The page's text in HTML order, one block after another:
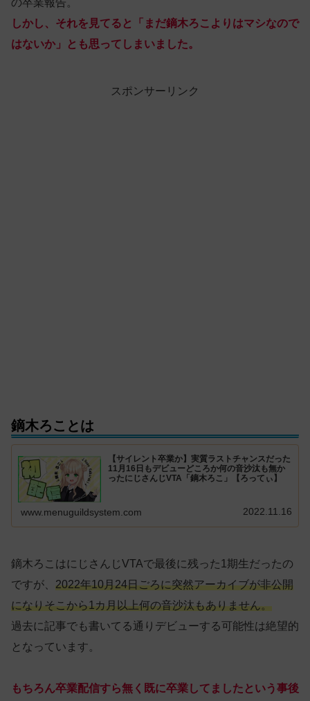
の卒業報告。
しかし、それを見てると「まだ鏑木ろこよりはマシなので
はないか」とも思ってしまいました。
スポンサーリンク
鏑木ろことは
【サイレント卒業か】実質ラストチャンスだった
11月16日もデビューどころか何の音沙汰も無か
ったにじさんじVTA「鏑木ろこ」【ろってぃ】
www.menuguildsystem.com 2022.11.16
鏑木ろこはにじさんじVTAで最後に残った1期生だったの
ですが、 2022年10月24日ごろに突然アーカイブが非公開
になりそこから1カ月以上何の音沙汰もありません。
過去に記事でも書いてる通りデビューする可能性は絶望的
となっています。
もちろん卒業配信すら無く既に卒業してましたという事後